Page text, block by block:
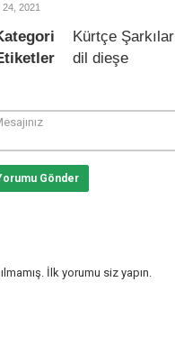
24, 2021
Kürtçe Şarkılar
dil dieşe
Gönder
İlk yorumu siz yapın.